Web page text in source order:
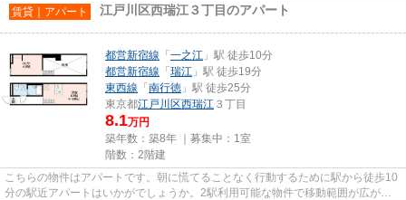
賃貸｜アパート 江戸川区西瑞江３丁目のアパート
都営新宿線 「 一之江 」駅 徒歩10分
都営新宿線 「 瑞江 」駅 徒歩19分
東西線 「 南行徳 」駅 徒歩25分
東京都江戸川区西瑞江 ３丁目
8.1万円
築年数：築8年 ｜募集中： 1室
階数：2階建
こちらの物件はアパートです。朝に慌てることなく行動するために駅から徒歩10
分の駅近アパートはいかがでしょうか。2駅利用可能な物件で移動範囲が広がり